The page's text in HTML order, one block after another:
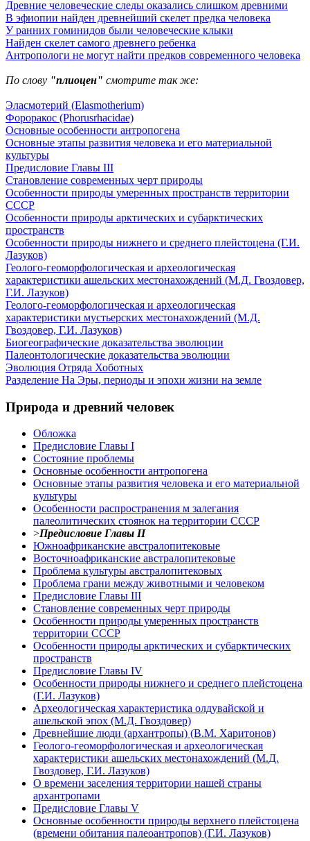
Древние человеческие следы оказались слишком древними
В эфиопии найден древнейший скелет предка человека
У ранних гоминидов были человеческие клыки
Найден скелет самого древнего ребенка
Антропологи не могут найти предков современного человека
По слову "плиоцен" смотрите так же:
Эласмотерий (Elasmotherium)
Фороракос (Phorusrhacidae)
Основные особенности антропогена
Основные этапы развития человека и его материальной
культуры
Предисловие Главы III
Становление современных черт природы
Особенности природы умеренных пространств территории
СССР
Особенности природы арктических и субарктических
пространств
Особенности природы нижнего и среднего плейстоцена (Г.И.
Лазуков)
Геолого-геоморфологическая и археологическая
характеристики ашельских местонахождений (М.Д. Гвоздовер,
Г.И. Лазуков)
Геолого-геоморфологическая и археологическая
характеристики мустьерских местонахождений (М.Д.
Гвоздовер, Г.И. Лазуков)
Биогеографические доказательства эволюции
Палеонтологические доказательства эволюции
Эволюция Отряда Хоботных
Разделение На Эры, периоды и эпохи жизни на земле
Природа и древний человек
Обложка
Предисловие Главы I
Состояние проблемы
Основные особенности антропогена
Основные этапы развития человека и его материальной
культуры
Особенности распространения м залегания
палеолитических стоянок на территории СССР
>Предисловие Главы II
Южноафриканские австралопитековые
Восточноафриканские австралопитековые
Проблема культуры австралопитековых
Проблема грани между животными и человеком
Предисловие Главы III
Становление современных черт природы
Особенности природы умеренных пространств
территории СССР
Особенности природы арктических и субарктических
пространств
Предисловие Главы IV
Особенности природы нижнего и среднего плейстоцена
(Г.И. Лазуков)
Археологическая характеристика олдувайской и
ашельской эпох (М.Д. Гвоздовер)
Древнейшие люди (архантропы) (В.М. Харитонов)
Геолого-геоморфологическая и археологическая
характеристики ашельских местонахождений (М.Д.
Гвоздовер, Г.И. Лазуков)
О времени заселения территории нашей страны
архантропами
Предисловие Главы V
Основные особенности природы верхнего плейстоцена
(времени обитания палеоантропов) (Г.И. Лазуков)